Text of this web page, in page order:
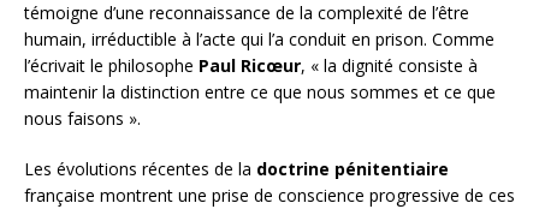
témoigne d’une reconnaissance de la complexité de l’être
humain, irréductible à l’acte qui l’a conduit en prison. Comme
l’écrivait le philosophe Paul Ricœur, « la dignité consiste à
maintenir la distinction entre ce que nous sommes et ce que
nous faisons ».
Les évolutions récentes de la doctrine pénitentiaire
française montrent une prise de conscience progressive de ces